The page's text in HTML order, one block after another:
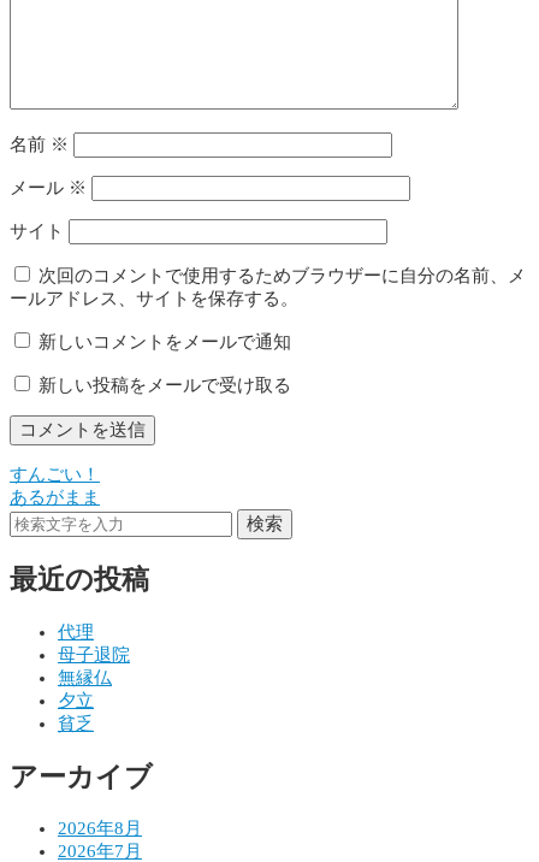
名前 ※
メール ※
サイト
次回のコメントで使用するためブラウザーに自分の名前、メ
ールアドレス、サイトを保存する。
新しいコメントをメールで通知
新しい投稿をメールで受け取る
投
稿
ビ
ン
すんごい！
あるがまま
検索
最近の投稿
代理
母子退院
無縁仏
夕立
貧乏
アーカイブ
2026年8月
2026年7月